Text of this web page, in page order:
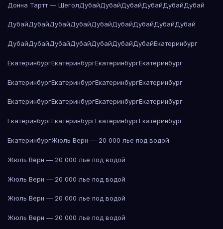
Донна Тартт — ЩеголДубайДубайДубайДубайДубайДубай
ДубайДубайДубайДубайДубайДубайДубайДубайДубай
ДубайДубайДубайДубайДубайДубайДубайЕкатеринбург
ЕкатеринбургЕкатеринбургЕкатеринбургЕкатеринбург
ЕкатеринбургЕкатеринбургЕкатеринбургЕкатеринбург
ЕкатеринбургЕкатеринбургЕкатеринбургЕкатеринбург
ЕкатеринбургЕкатеринбургЕкатеринбургЕкатеринбург
ЕкатеринбургЖюль Верн — 20 000 лье под водой
Жюль Верн — 20 000 лье под водой
Жюль Верн — 20 000 лье под водой
Жюль Верн — 20 000 лье под водой
Жюль Верн — 20 000 лье под водой